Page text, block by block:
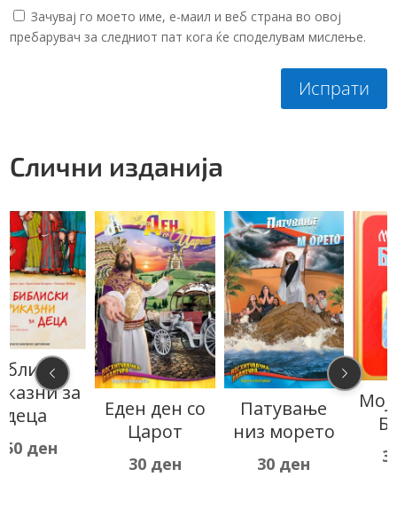
Зачувај го моето име, е-маил и веб страна во овој
пребарувач за следниот пат кога ќе споделувам мислење.
Испрати
Слични изданија
Еден ден со
Патување
низ морето
30
Мојата прва
Библија